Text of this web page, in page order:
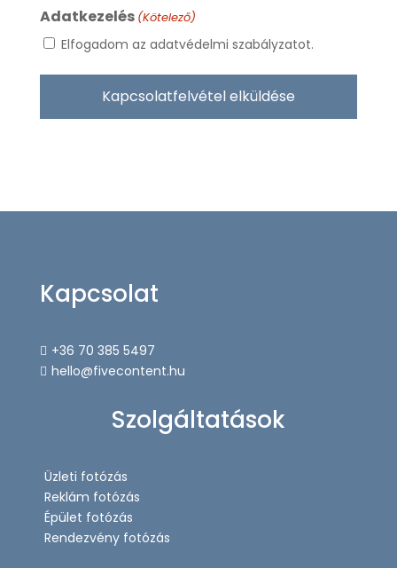
Adatkezelés (Kötelező)
Elfogadom az adatvédelmi szabályzatot.
Kapcsolat
 +36 70 385 5497
 hello@fivecontent.hu
Szolgáltatások
Üzleti fotózás
Reklám fotózás
Épület fotózás
Rendezvény fotózás